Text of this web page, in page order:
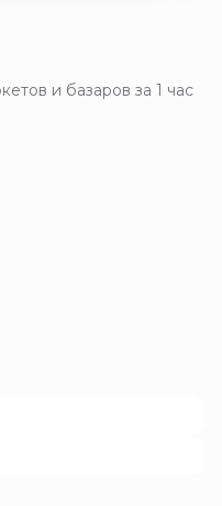
и базаров за 1 час